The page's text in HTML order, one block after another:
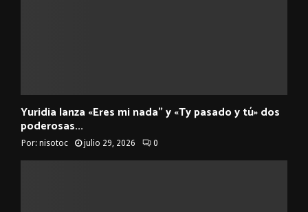
Yuridia lanza «Eres mi nada” y «Ty pasado y tú» dos
poderosas...
Por: nisotoc julio 29, 2026 0